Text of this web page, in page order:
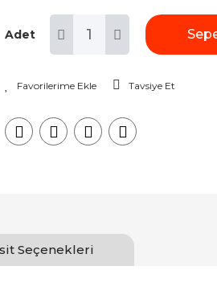
Adet
Tavsiye Et
Seçenekleri